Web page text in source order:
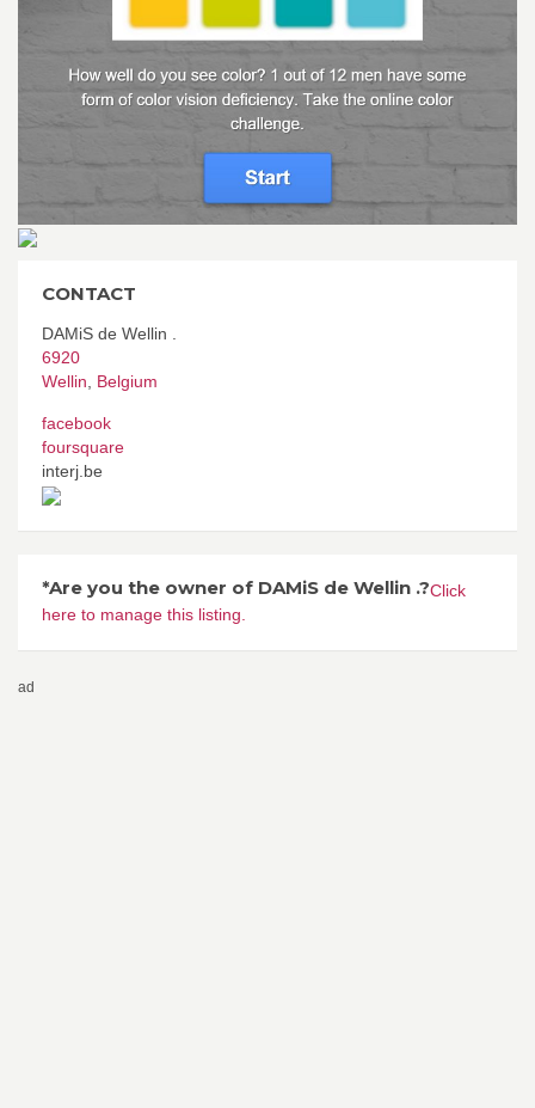
CONTACT
DAMiS de Wellin .
6920
Wellin
Belgium
facebook
foursquare
interj.be
*Are you the owner of DAMiS de Wellin .?Click
here to manage this listing.
ad